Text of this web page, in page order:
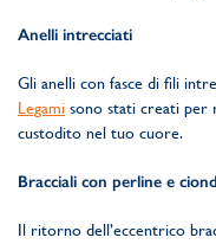
Anelli intrecciati
Gli anelli con fasce di fili
Legami sono stati creati per
custodito nel tuo cuore.
Bracciali con perline e
Il ritorno dell’eccentrico